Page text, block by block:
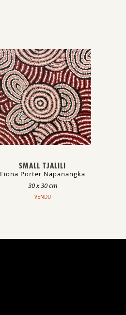
SMALL TJALILI
Fiona Porter Napanangka
30 x 30 cm
VENDU